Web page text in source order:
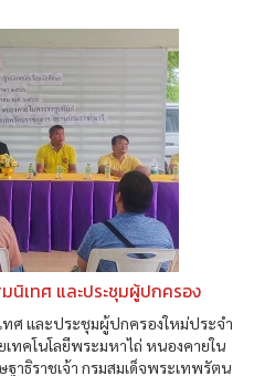
นิเทศ และประชุมผู้ปกครอง
ทศ และประชุมผู้ปกครองใหม่ประจำ
คโนโลยีพระมหาไถ่ หนองคายใน
าธิราชเจ้า กรมสมเด็จพระเทพรัตน